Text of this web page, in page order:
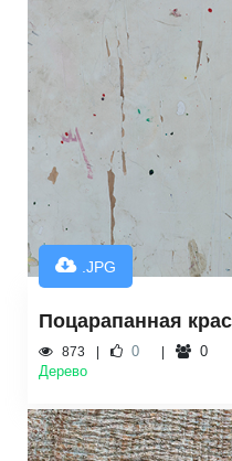
.JPG
Поцарапанная
873 0
0
Дерево